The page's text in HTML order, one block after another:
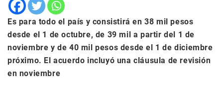
Es para todo el país y consistirá en 38 mil pesos
desde el 1 de octubre, de 39 mil a partir del 1 de
noviembre y de 40 mil pesos desde el 1 de diciembre
próximo. El acuerdo incluyó una cláusula de revisión
en noviembre